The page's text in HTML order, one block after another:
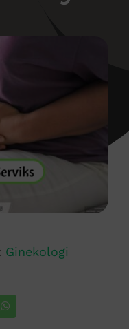
Ginekologi